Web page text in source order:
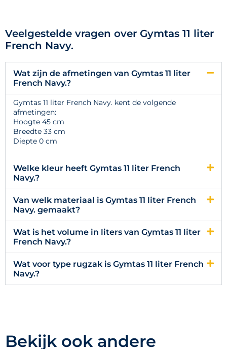
Veelgestelde vragen over Gymtas 11 liter
French Navy.
Wat zijn de afmetingen van Gymtas 11 liter
French Navy.?
Gymtas 11 liter French Navy. kent de volgende
afmetingen:
Hoogte 45 cm
Breedte 33 cm
Diepte 0 cm
Welke kleur heeft Gymtas 11 liter French
Navy.?
Van welk materiaal is Gymtas 11 liter French
Navy. gemaakt?
Wat is het volume in liters van Gymtas 11 liter
French Navy.?
Wat voor type rugzak is Gymtas 11 liter French
Navy.?
Bekijk ook andere